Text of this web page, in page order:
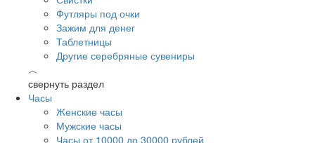
Футляры под очки
Зажим для денег
Таблетницы
Другие серебряные сувениры
︿
свернуть раздел
Часы
Женские часы
Мужские часы
Часы от 10000 до 30000 рублей